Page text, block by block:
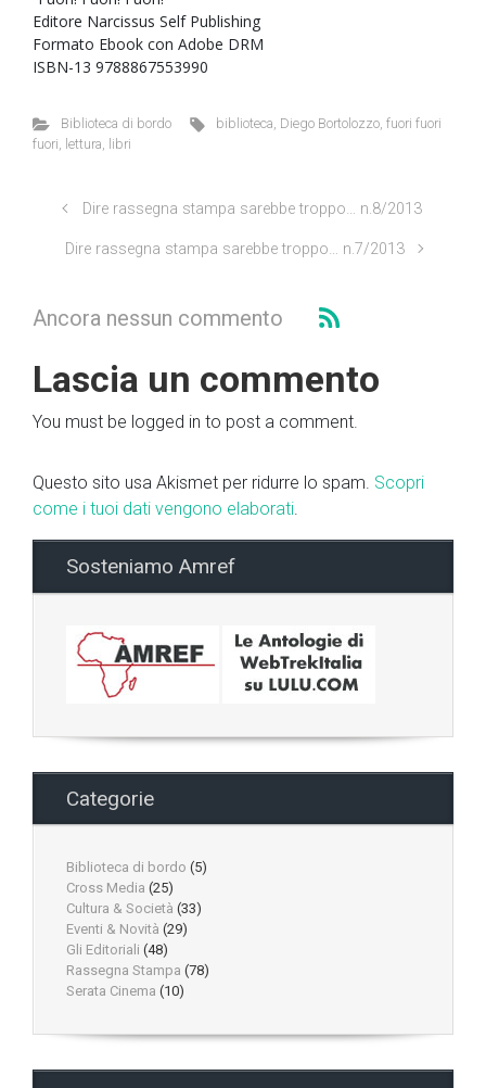
Editore Narcissus Self Publishing
Formato Ebook con Adobe DRM
ISBN-13 9788867553990
Biblioteca di bordo biblioteca, Diego Bortolozzo,fuori fuori
fuori, lettura, libri
Dire rassegna stampa sarebbe troppo… n.8/2013
Dire rassegna stampa sarebbe troppo… n.7/2013
Ancora nessun commento
Lascia un commento
You must be logged in to post a comment.
Questo sito usa Akismet per ridurre lo spam. Scopri
come i tuoi dati vengono elaborati.
Sosteniamo Amref
Categorie
Biblioteca di bordo (5)
Cross Media (25)
Cultura & Società (33)
Eventi & Novità (29)
Gli Editoriali (48)
Rassegna Stampa (78)
Serata Cinema (10)